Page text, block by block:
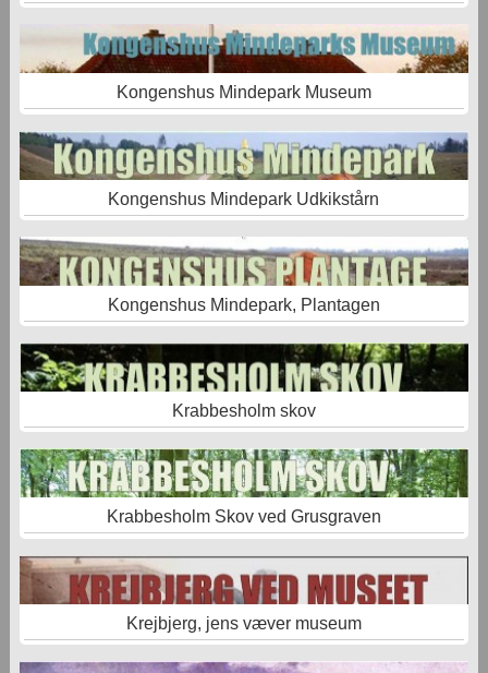
Kongenshus Mindepark Museum
Kongenshus Mindepark Udkikstårn
Kongenshus Mindepark, Plantagen
Krabbesholm skov
Krabbesholm Skov ved Grusgraven
Krejbjerg, jens væver museum